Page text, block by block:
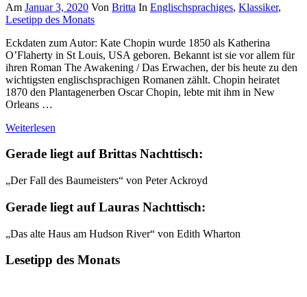
Am Januar 3, 2020 Von Britta In Englischsprachiges, Klassiker,
Lesetipp des Monats
Eckdaten zum Autor: Kate Chopin wurde 1850 als Katherina
O’Flaherty in St Louis, USA geboren. Bekannt ist sie vor allem für
ihren Roman The Awakening / Das Erwachen, der bis heute zu den
wichtigsten englischsprachigen Romanen zählt. Chopin heiratet
1870 den Plantagenerben Oscar Chopin, lebte mit ihm in New
Orleans …
Weiterlesen
Gerade liegt auf Brittas Nachttisch:
„Der Fall des Baumeisters“ von Peter Ackroyd
Gerade liegt auf Lauras Nachttisch:
„Das alte Haus am Hudson River“ von Edith Wharton
Lesetipp des Monats